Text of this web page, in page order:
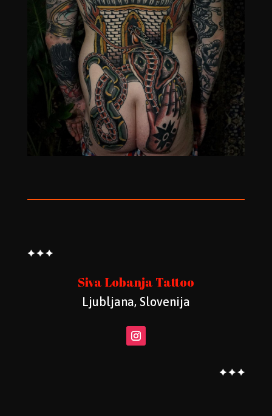
Siva Lobanja Tattoo
Ljubljana, Slovenija